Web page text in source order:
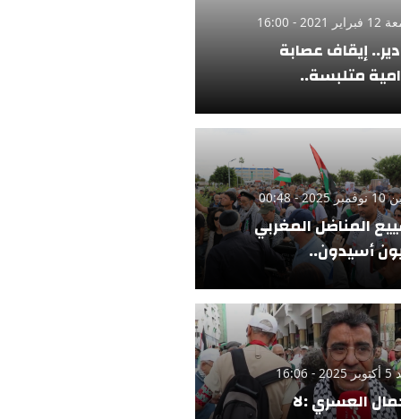
- 16:00
إيقاف عصابة
متلبسة..
- 00:48
المناضل المغربي
أسيدون..
16:06
العسري :لا